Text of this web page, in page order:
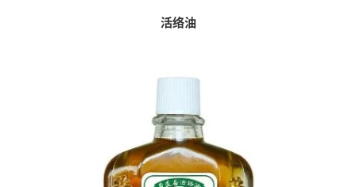
活络油